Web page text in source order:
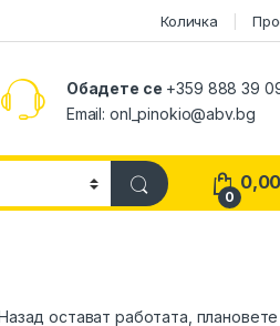
Количка
Обадете се +359 888 39
Email: onl_pinokio@abv.bg
0
остават работата, плановете